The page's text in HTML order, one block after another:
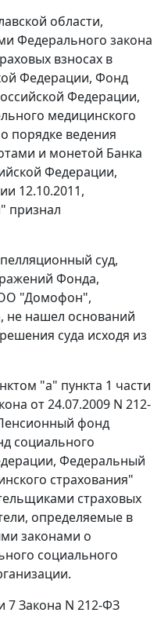
области,
Федерального закона
взносах в
Федерации, Фонд
Федерации,
медицинского
порядке ведения
и монетой Банка
Федерации,
12.10.2011,
признал
суд,
Фонда,
"Домофон",
не нашел оснований
суда исходя из
"а" пункта 1 части
от 24.07.2009 N 212-
фонд
социального
Федеральный
страхования"
страховых
определяемые в
законами о
социального
7Закона N 212-ФЗ